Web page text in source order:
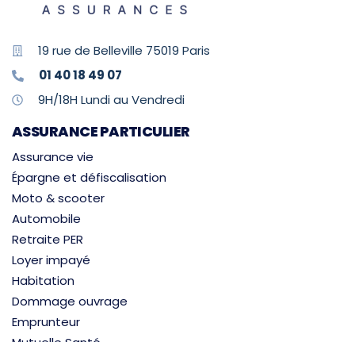
19 rue de Belleville 75019 Paris
01 40 18 49 07
9H/18H Lundi au Vendredi
ASSURANCE PARTICULIER
Assurance vie
Épargne et défiscalisation
Moto & scooter
Automobile
Retraite PER
Loyer impayé
Habitation
Dommage ouvrage
Emprunteur